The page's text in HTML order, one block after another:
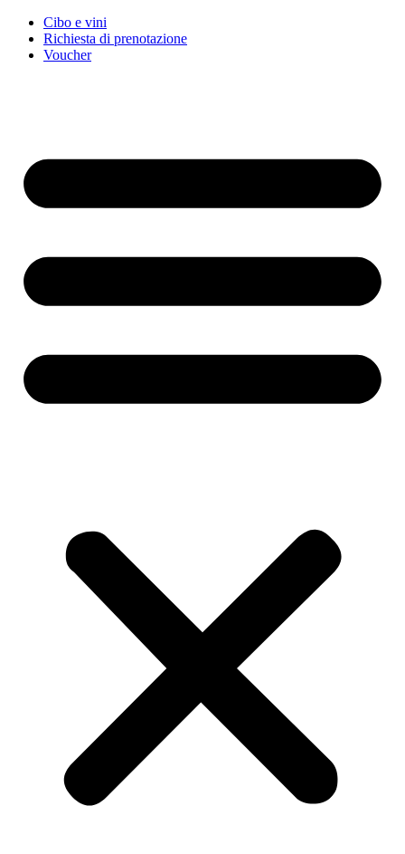
Cibo e vini
Richiesta di prenotazione
Voucher